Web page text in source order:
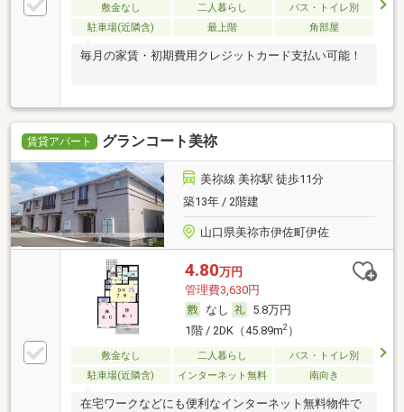
敷金なし 二人暮らし
バス・トイレ別
駐車場(近隣含)
最上階 角部屋
毎月の家賃・初期費用クレジットカード支払い可能！
賃貸アパート グランコート美祢
美祢線 美祢駅 徒歩11分
築13年 / 2階建
山口県美祢市伊佐町伊佐
4.80万円
管理費3,630円
なし
5.8万円
1階 / 2DK（45.89m2）
敷金なし 二人暮らし
バス・トイレ別
駐車場(近隣含)
インターネット無料 南向き
在宅ワークなどにも便利なインターネット無料物件で